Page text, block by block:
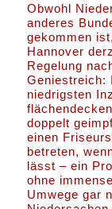
Obwohl
anderes
gekommen
Hannover
Regelung
Geniestreich:
niedrigsten
doppelt
einen
betreten,
lässt – ein
ohne
Umwege gar